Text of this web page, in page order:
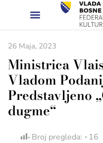
26 Maja, 2023
Ministrica
Vladom
Predstavljeno
dugme“
Broj pregleda: 16